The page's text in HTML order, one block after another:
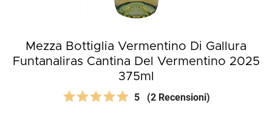
Mezza Bottiglia Vermentino Di Gallura
Funtanaliras Cantina Del Vermentino 2025
375ml
5 (2 Recensioni)